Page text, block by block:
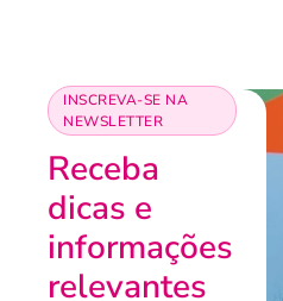
INSCREVA-SE NA
NEWSLETTER
Receba
dicas e
informações
relevantes